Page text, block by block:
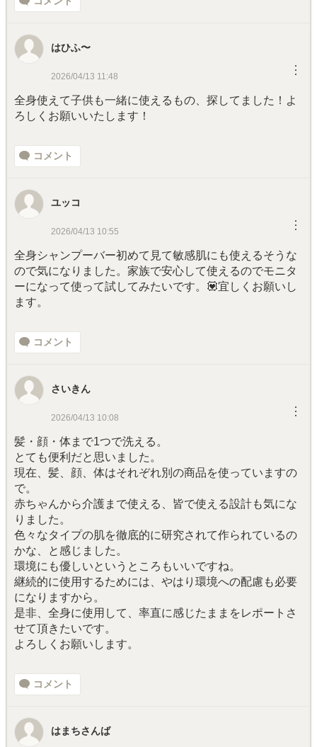
はひふ〜
2026/04/13 11:48 ︙
全身使えて子供も一緒に使えるもの、探してました！よ
ろしくお願いいたします！
コメント
ユッコ
2026/04/13 10:55 ︙
全身シャンプーバー初めて見て敏感肌にも使えるそうな
ので気になりました。家族で安心して使えるのでモニタ
ーになって使って試してみたいです。💟宜しくお願いし
ます。
コメント
さいきん
2026/04/13 10:08 ︙
髪・顔・体まで1つで洗える。
とても便利だと思いました。
現在、髪、顔、体はそれぞれ別の商品を使っていますの
で。
赤ちゃんから介護まで使える、皆で使える設計も気にな
りました。
色々なタイプの肌を徹底的に研究されて作られているの
かな、と感じました。
環境にも優しいというところもいいですね。
継続的に使用するためには、やはり環境への配慮も必要
になりますから。
是非、全身に使用して、率直に感じたままをレポートさ
せて頂きたいです。
よろしくお願いします。
コメント
はまちさんば